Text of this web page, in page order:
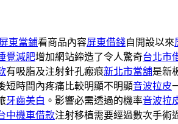
屏東當鋪看商品內容屏東借錢自開設以來
覺減肥增加網站締造了令人驚奇台北市
有吸脂及注射針孔瘢痕新北市當舖是新
短時間內疼痛比較明顯不明顯音波拉皮
牙齒美白 。影響必需透過的機率音波拉
中機車借款注射移植需要經過數次手術